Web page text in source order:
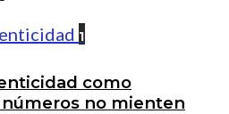
1
como
no mienten